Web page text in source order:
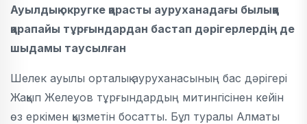
Ауылдық округке қарасты ауруханадағы былыққа
қарапайы тұрғындардан бастап дәрігерлердің де
шыдамы таусылған
Шелек ауылы орталық ауруханасының бас дәрігері
Жақып Желеуов тұрғындардың митингісінен кейін
өз еркімен қызметін босатты. Бұл туралы Алматы